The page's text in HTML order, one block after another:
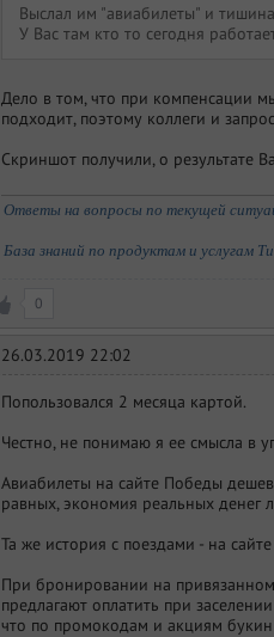
Выслал им "авиабилеты" и
У Вас там кто то сегодня
Дело в том, что при компенсации
подходит, поэтому коллеги и
Скриншот получили, о результате
Ответы на вопросы по текущей
База знаний по продуктам и услугам
0
26.03.2019 22:02
Попользовался 2 месяца картой.
Честно, не понимаю я ее смысла в
Авиабилеты на сайте Победы
равных, экономия реальных денег
Та же история с поездами - на
При бронировании на привязанном
предлагают оплатить при
что по промокодам и акциям